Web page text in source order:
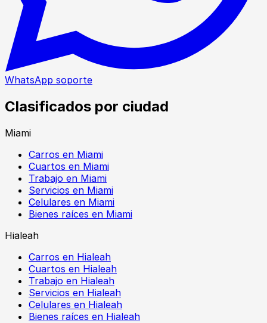
WhatsApp soporte
Clasificados por ciudad
Miami
Carros en Miami
Cuartos en Miami
Trabajo en Miami
Servicios en Miami
Celulares en Miami
Bienes raíces en Miami
Hialeah
Carros en Hialeah
Cuartos en Hialeah
Trabajo en Hialeah
Servicios en Hialeah
Celulares en Hialeah
Bienes raíces en Hialeah